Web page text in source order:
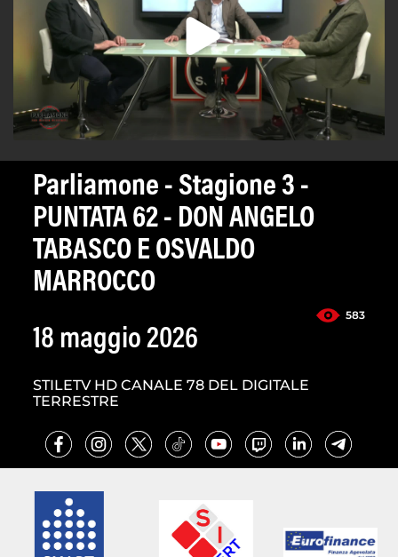
Parliamone - Stagione 3 -
PUNTATA 62 - DON ANGELO
TABASCO E OSVALDO
MARROCCO
583
18 maggio 2026
STILETV HD CANALE 78 DEL DIGITALE
TERRESTRE